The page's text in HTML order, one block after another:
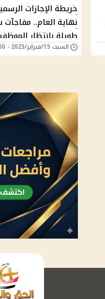
نهاية العام..
طويلة بانتظار
"إجازتك كام يوم؟"
السبت 15/فبراير/2025 - 06:00 ص